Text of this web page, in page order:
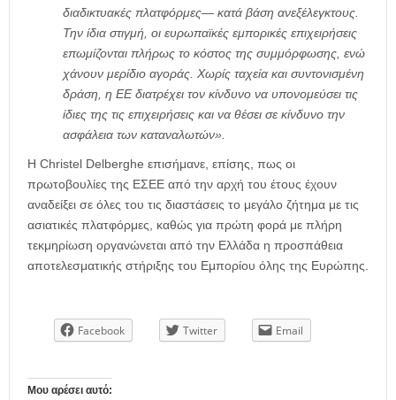
διαδικτυακές πλατφόρμες— κατά βάση ανεξέλεγκτους.
Την ίδια στιγμή, οι ευρωπαϊκές εμπορικές επιχειρήσεις
επωμίζονται πλήρως το κόστος της συμμόρφωσης, ενώ
χάνουν μερίδιο αγοράς. Χωρίς ταχεία και συντονισμένη
δράση, η ΕΕ διατρέχει τον κίνδυνο να υπονομεύσει τις
ίδιες της τις επιχειρήσεις και να θέσει σε κίνδυνο την
ασφάλεια των καταναλωτών».
Η Christel Delberghe επισήμανε, επίσης, πως οι
πρωτοβουλίες της ΕΣΕΕ από την αρχή του έτους έχουν
αναδείξει σε όλες του τις διαστάσεις το μεγάλο ζήτημα με τις
ασιατικές πλατφόρμες, καθώς για πρώτη φορά με πλήρη
τεκμηρίωση οργανώνεται από την Ελλάδα η προσπάθεια
αποτελεσματικής στήριξης του Εμπορίου όλης της Ευρώπης.
Facebook Twitter Email
Μου αρέσει αυτό: